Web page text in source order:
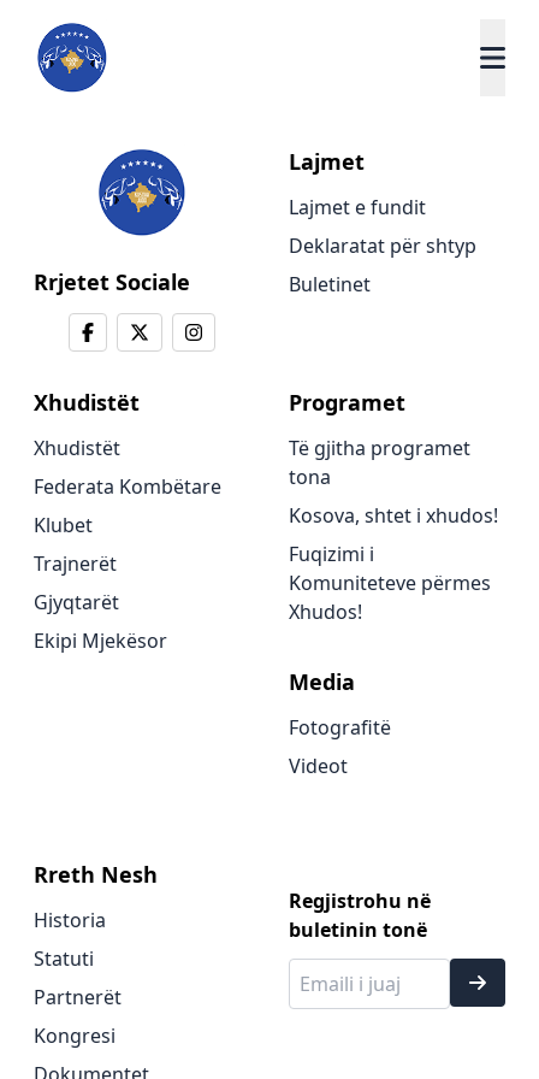
Rrjetet Sociale
Lajmet
Lajmet e fundit
Deklaratat për shtyp
Buletinet
Xhudistët
Xhudistët
Federata Kombëtare
Klubet
Trajnerët
Gjyqtarët
Ekipi Mjekësor
Programet
Të gjitha programet
tona
Kosova, shtet i xhudos!
Fuqizimi i
Komuniteteve përmes
Xhudos!
Media
Fotografitë
Videot
Rreth Nesh
Historia
Statuti
Partnerët
Kongresi
Regjistrohu në
buletinin tonë